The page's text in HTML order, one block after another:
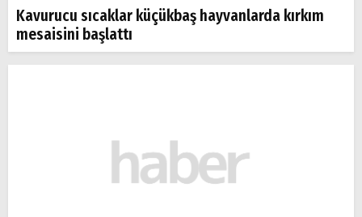
Kavurucu sıcaklar küçükbaş hayvanlarda kırkım
mesaisini başlattı